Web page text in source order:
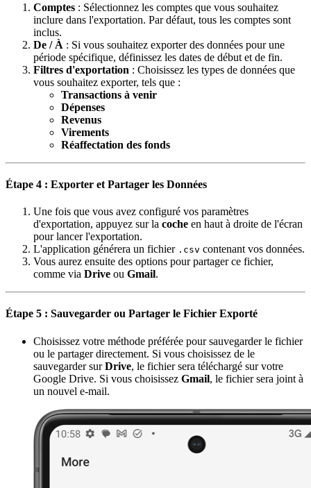
Comptes : Sélectionnez les comptes que vous souhaitez
inclure dans l'exportation. Par défaut, tous les comptes sont
inclus.
De / À : Si vous souhaitez exporter des données pour une
période spécifique, définissez les dates de début et de fin.
Filtres d'exportation : Choisissez les types de données que
vous souhaitez exporter, tels que :
Transactions à venir
Dépenses
Revenus
Virements
Réaffectation des fonds
Étape 4 : Exporter et Partager les Données
Une fois que vous avez configuré vos paramètres
d'exportation, appuyez sur la coche en haut à droite de l'écran
pour lancer l'exportation.
L'application générera un fichier .csv contenant vos données.
Vous aurez ensuite des options pour partager ce fichier,
comme via Drive ou Gmail.
Étape 5 : Sauvegarder ou Partager le Fichier Exporté
Choisissez votre méthode préférée pour sauvegarder le fichier
ou le partager directement. Si vous choisissez de le
sauvegarder surDrive, le fichier sera téléchargé sur votre
Google Drive. Si vous choisissez Gmail, le fichier sera joint à
un nouvel e-mail.